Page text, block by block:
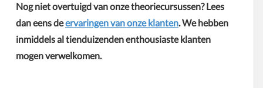
Nog niet overtuigd van onze theoriecursussen? Lees
dan eens deervaringen van onze klanten. We hebben
inmiddels al tienduizenden enthousiaste klanten
mogen verwelkomen.